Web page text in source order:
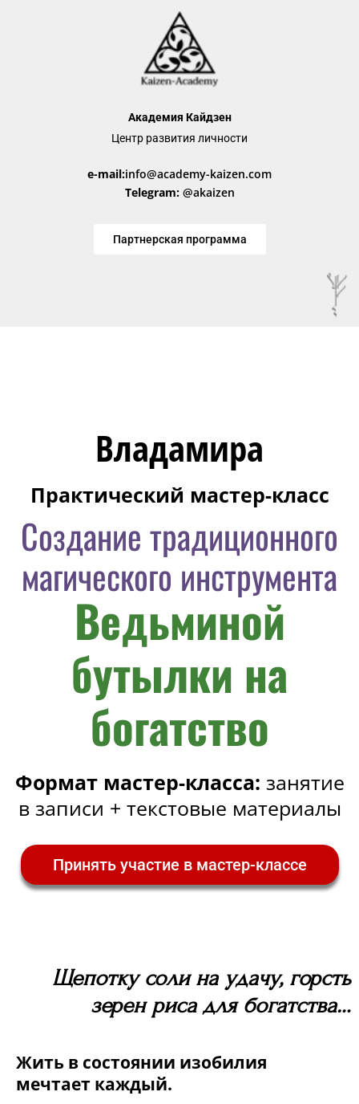
Академия Кайдзен
Центр развития личности
e-mail:info@academy-kaizen.com
Telegram:@akaizen
Партнерская программа
Владамира
Практический мастер-класс
Создание традиционного
магического инструмента
Ведьминой
бутылки на
богатство
Формат мастер-класса: занятие
в записи + текстовые материалы
Принять участие в мастер-классе
Щепотку соли на удачу, горсть
зерен риса для богатства…
Жить в состоянии изобилия
мечтает каждый.